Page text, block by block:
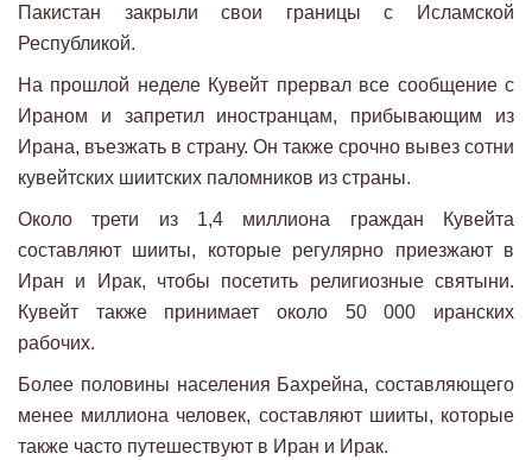
Пакистан закрыли свои границы с Исламской
Республикой.
На прошлой неделе Кувейт прервал все сообщение с
Ираном и запретил иностранцам, прибывающим из
Ирана, въезжать в страну. Он также срочно вывез сотни
кувейтских шиитских паломников из страны.
Около трети из 1,4 миллиона граждан Кувейта
составляют шииты, которые регулярно приезжают в
Иран и Ирак, чтобы посетить религиозные святыни.
Кувейт также принимает около 50 000 иранских
рабочих.
Более половины населения Бахрейна, составляющего
менее миллиона человек, составляют шииты, которые
также часто путешествуют в Иран и Ирак.